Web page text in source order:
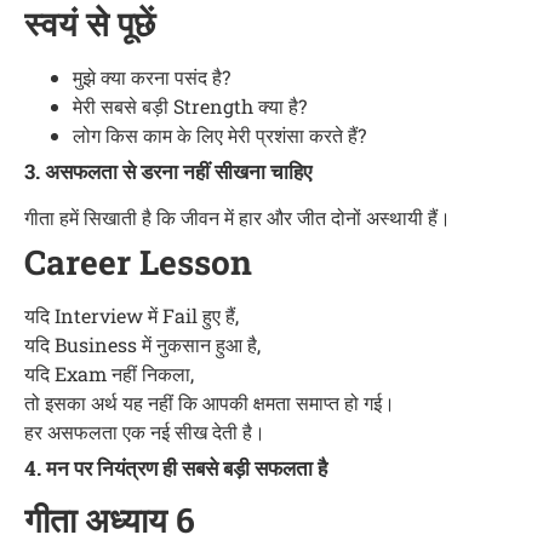
स्वयं से पूछें
मुझे क्या करना पसंद है?
मेरी सबसे बड़ी Strength क्या है?
लोग किस काम के लिए मेरी प्रशंसा करते हैं?
3. असफलता से डरना नहीं सीखना चाहिए
गीता हमें सिखाती है कि जीवन में हार और जीत दोनों अस्थायी हैं।
Career Lesson
यदि Interview में Fail हुए हैं,
यदि Business में नुकसान हुआ है,
यदि Exam नहीं निकला,
तो इसका अर्थ यह नहीं कि आपकी क्षमता समाप्त हो गई।
हर असफलता एक नई सीख देती है।
4. मन पर नियंत्रण ही सबसे बड़ी सफलता है
गीता अध्याय 6